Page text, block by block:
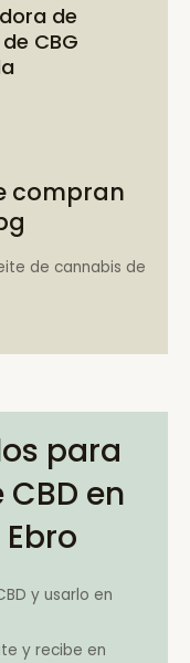
de
CBG
compran
de cannabis de
para
en
y usarlo en
y recibe en